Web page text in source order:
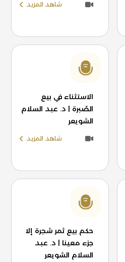
شاهد المزيد
الاستثناء في بيع
الصُبرة | د. عبد السلام
الشويعر
شاهد المزيد
حكم بيع ثمر شجرة إلا
جزء معينا | د. عبد
السلام الشويعر